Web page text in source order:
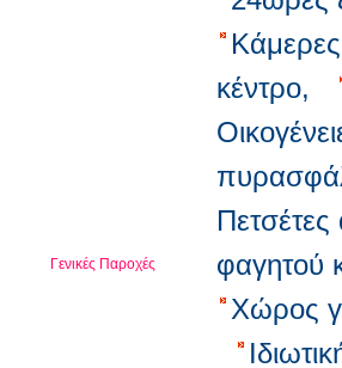
Γενικές Παροχές
κέντρο,
φαγητού
Χώρος